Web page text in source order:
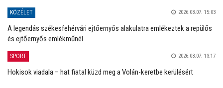
KÖZÉLET 2026.08.07. 15:03
A legendás székesfehérvári ejtőernyős alakulatra emlékeztek a repülős
és ejtőernyős emlékműnél
SPORT 2026.08.07. 13:17
Hokisok viadala – hat fiatal küzd meg a Volán-keretbe kerülésért